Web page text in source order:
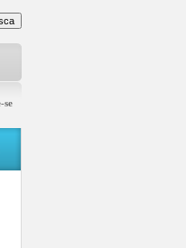
se